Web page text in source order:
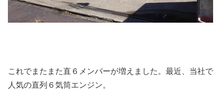
これでまたまた直６メンバーが増えました。最近、当社で
人気の直列６気筒エンジン。